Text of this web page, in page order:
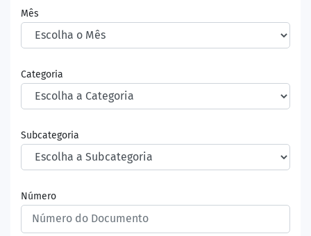
Mês
Categoria
Subcategoria
Número